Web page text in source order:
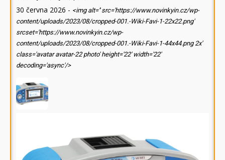
30 června 2026 - <img alt='' src='https://www.novinkyin.cz/wp-
content/uploads/2023/08/cropped-001.-Wiki-Favi-1-22x22.png'
srcset='https://www.novinkyin.cz/wp-
content/uploads/2023/08/cropped-001.-Wiki-Favi-1-44x44.png 2x'
class='avatar avatar-22 photo' height='22' width='22'
decoding='async'/>